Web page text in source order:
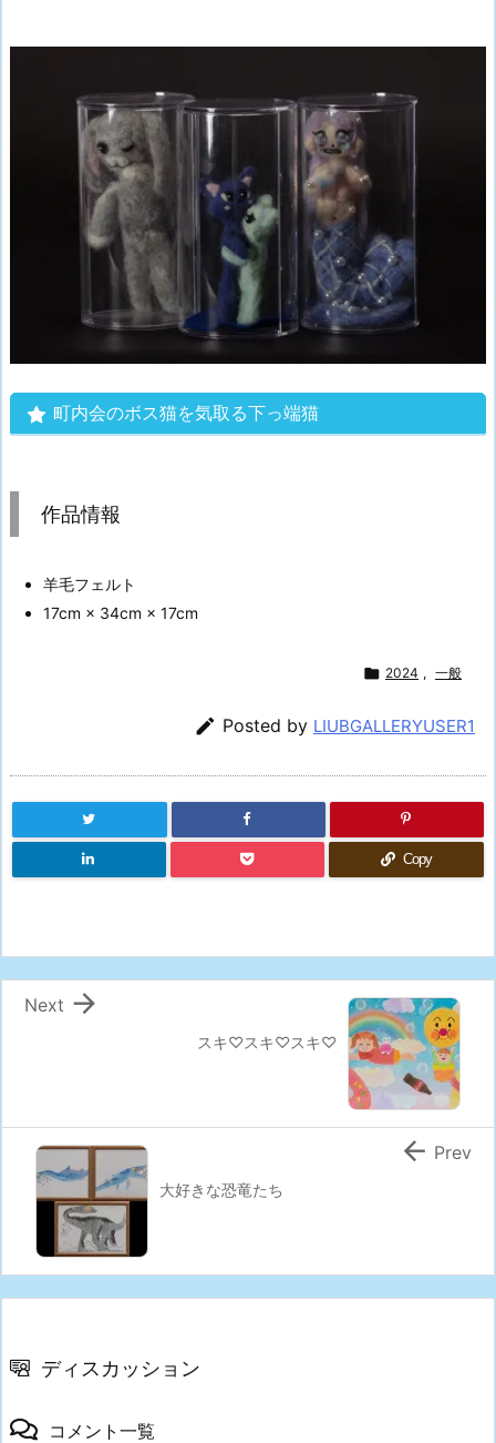
町内会のボス猫を気取る下っ端猫
作品情報
羊毛フェルト
17cm × 34cm × 17cm
 2024 , 一般
 Posted by LIUBGALLERYUSER1
Copy
スキ♡スキ♡スキ♡

Next
大好きな恐竜たち
 Prev
ディスカッション
コメント一覧